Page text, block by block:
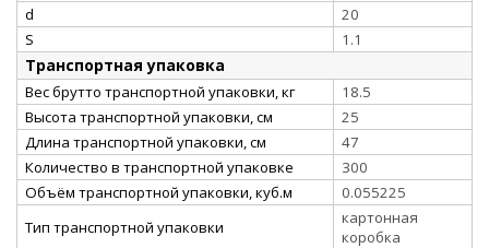
d
20
S
1.1
Транспортная упаковка
Вес брутто транспортной упаковки, кг
18.5
Высота транспортной упаковки, см
25
Длина транспортной упаковки, см
47
Количество в транспортной упаковке
300
Объём транспортной упаковки, куб.м
0.055225
Тип транспортной упаковки
картонная
коробка